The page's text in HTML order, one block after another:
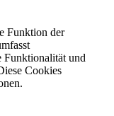
Funktion der
Funktionalität und
Cookies